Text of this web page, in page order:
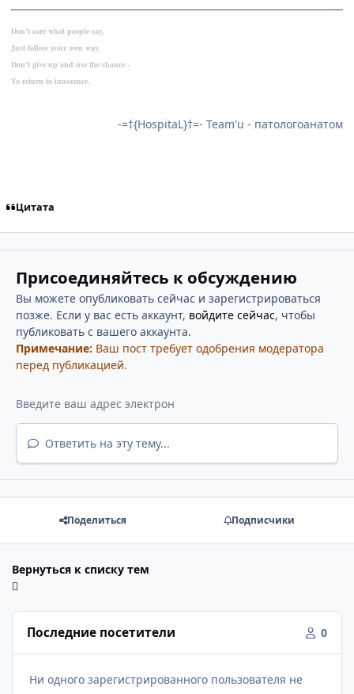
Don't care what people say,
Just follow your own way.
Don't give up and use the chance -
To return to innocence.
-=†{HospitaL}†=- Team'u - патологоанатом
Цитата
Присоединяйтесь к обсуждению
Вы можете опубликовать сейчас и зарегистрироваться
позже. Если у вас есть аккаунт, войдите сейчас, чтобы
публиковать с вашего аккаунта.
Примечание: Ваш пост требует одобрения модератора
перед публикацией.
Ответить на эту тему...
Поделиться Подписчики
Вернуться к списку тем
Последние посетители 0
Ни одного зарегистрированного пользователя не